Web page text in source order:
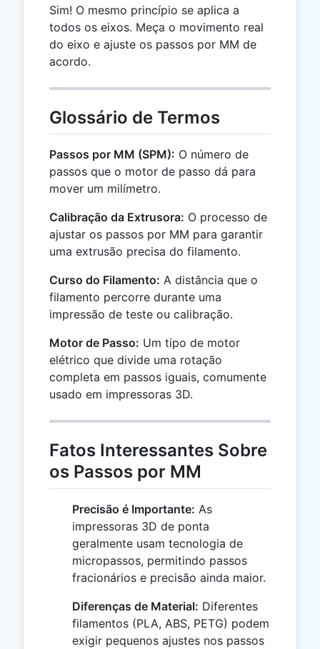
Sim! O mesmo princípio se aplica a
todos os eixos. Meça o movimento real
do eixo e ajuste os passos por MM de
acordo.
Glossário de Termos
Passos por MM (SPM): O número de
passos que o motor de passo dá para
mover um milímetro.
Calibração da Extrusora: O processo de
ajustar os passos por MM para garantir
uma extrusão precisa do filamento.
Curso do Filamento: A distância que o
filamento percorre durante uma
impressão de teste ou calibração.
Motor de Passo: Um tipo de motor
elétrico que divide uma rotação
completa em passos iguais, comumente
usado em impressoras 3D.
Fatos Interessantes Sobre
os Passos por MM
Precisão é Importante: As
impressoras 3D de ponta
geralmente usam tecnologia de
micropassos, permitindo passos
fracionários e precisão ainda maior.
Diferenças de Material: Diferentes
filamentos (PLA, ABS, PETG) podem
exigir pequenos ajustes nos passos